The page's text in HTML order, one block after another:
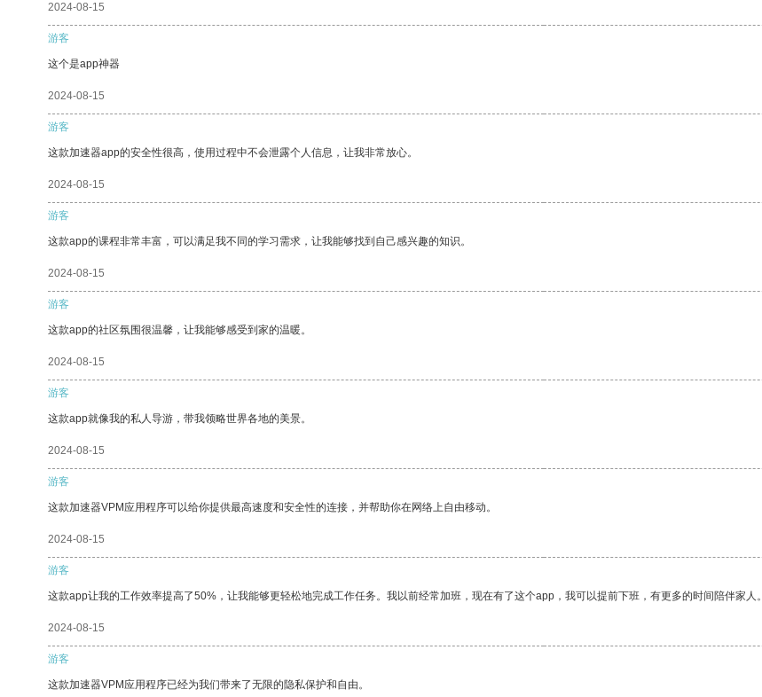
2024-08-15
游客
这个是app神器
2024-08-15
游客
这款加速器app的安全性很高，使用过程中不会泄露个人信息，让我非常放心。
2024-08-15
游客
这款app的课程非常丰富，可以满足我不同的学习需求，让我能够找到自己感兴趣的知识。
2024-08-15
游客
这款app的社区氛围很温馨，让我能够感受到家的温暖。
2024-08-15
游客
这款app就像我的私人导游，带我领略世界各地的美景。
2024-08-15
游客
这款加速器VPM应用程序可以给你提供最高速度和安全性的连接，并帮助你在网络上自由移动。
2024-08-15
游客
这款app让我的工作效率提高了50%，让我能够更轻松地完成工作任务。我以前经常加班，现在有了这个app，我可以提前下班，有更多的时间陪伴家人。
2024-08-15
游客
这款加速器VPM应用程序已经为我们带来了无限的隐私保护和自由。